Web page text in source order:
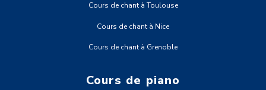
Cours de chant à Toulouse
Cours de chant à Nice
Cours de chant à Grenoble
Cours de piano